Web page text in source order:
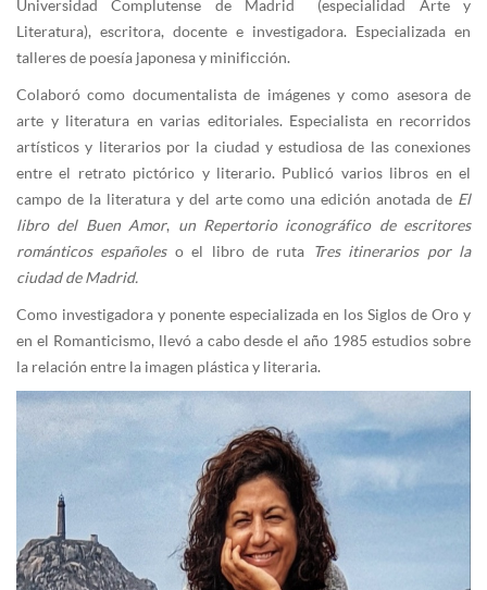
Universidad Complutense de Madrid (especialidad Arte y
Literatura), escritora, docente e investigadora. Especializada en
talleres de poesía japonesa y minificción.
Colaboró como documentalista de imágenes y como asesora de
arte y literatura en varias editoriales. Especialista en recorridos
artísticos y literarios por la ciudad y estudiosa de las conexiones
entre el retrato pictórico y literario. Publicó varios libros en el
campo de la literatura y del arte como una edición anotada de El
libro del Buen Amor, un Repertorio iconográfico de escritores
románticos españoleso el libro de ruta Tres itinerarios por la
ciudad de Madrid.
Como investigadora y ponente especializada en los Siglos de Oro y
en el Romanticismo, llevó a cabo desde el año 1985 estudios sobre
la relación entre la imagen plástica y literaria.